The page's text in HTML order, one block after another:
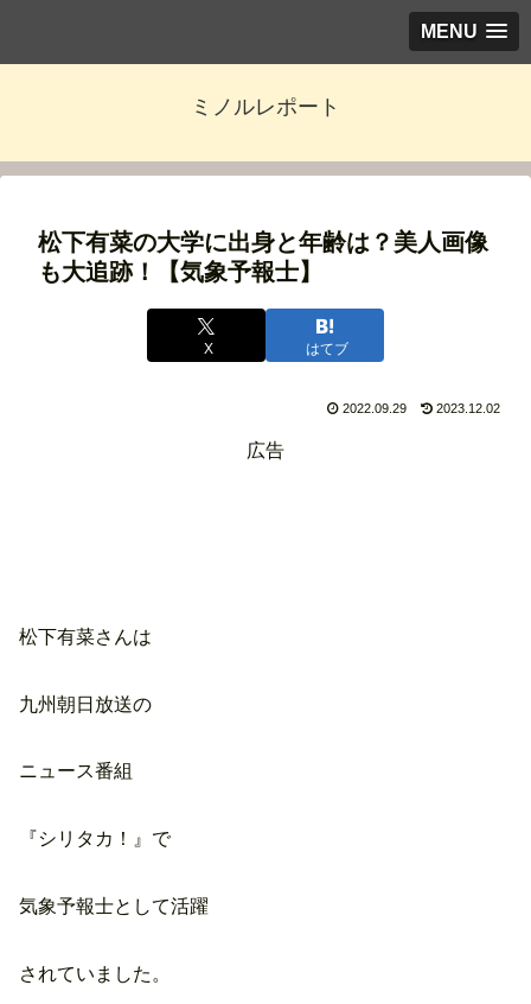
MENU
ミノルレポート
松下有菜の大学に出身と年齢は？美人画像
も大追跡！【気象予報士】
X はてブ
2022.09.29 2023.12.02
広告
松下有菜さんは
九州朝日放送の
ニュース番組
『シリタカ！』で
気象予報士として活躍
されていました。